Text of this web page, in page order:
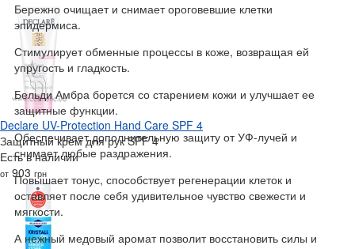
Бережно очищает и снимает ороговевшие клетки
эпидермиса.
Стимулирует обменные процессы в коже, возвращая ей
упругость и гладкость.
Бельди Амбра борется со старением кожи и улучшает ее
защитные функции.
Обеспечивает дополнительную защиту от УФ-лучей и
снимает любые раздражения.
Повышает тонус, способствует регенерации клеток и
оставляет после себя удивительное чувство свежести и
мягкости.
А нежный медовый аромат позволит восстановить силы и
Declare UV-Protection Hand Care SPF 4
Защитный крем для рук SPF 4
Есть в наличии
от 903 грн